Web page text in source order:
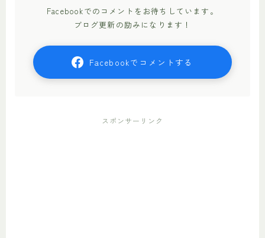
Facebookでのコメントをお待ちしています。
ブログ更新の励みになります！
Facebookでコメントする
スポンサーリンク